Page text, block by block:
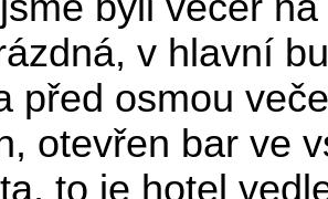
v hlavní
před osmou
otevřen bar ve
to je hotel